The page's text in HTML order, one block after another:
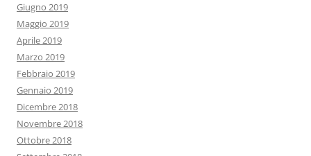
Giugno 2019
Maggio 2019
Aprile 2019
Marzo 2019
Febbraio 2019
Gennaio 2019
Dicembre 2018
Novembre 2018
Ottobre 2018